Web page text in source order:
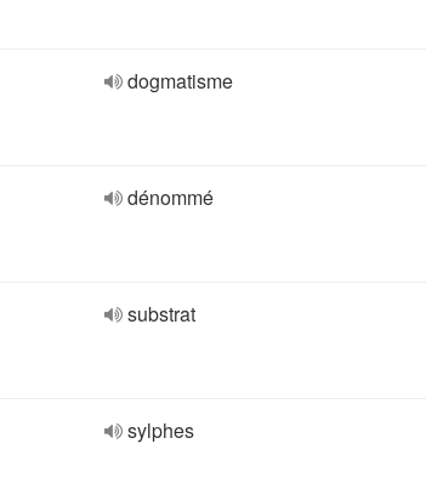
dogmatisme
dénommé
substrat
sylphes